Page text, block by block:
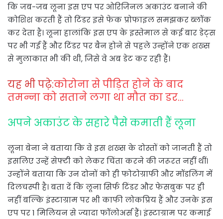
कि जब-जब लूना इस एप पर ओरिजिनल अकाउंट बनाने की
कोशिश करती हैं तो टिंडर इसे फेक प्रोफाइल समझकर ब्लॉक
कर देता है। लूना हालांकि इस एप के इस्तेमाल से कई बार डेट्स
पर भी गई हैं और टिंडर पर बैन होने से पहले उन्होंने एक शख्स
से मुलाकात भी की थी, जिसे वे अब डेट कर रही हैं।
यह भी पढ़े:कोरोना से पीड़ित होने के बाद
तमन्ना को सताने लगा था मौत का डर…
अपने अकाउंट के सहारे पैसे कमाती हैं लूना
लूना बेना ने बताया कि वे इस शख्स के दोस्तों को जानती हैं तो
इसलिए उन्हें सेफ्टी को लेकर चिंता करने की जरूरत नहीं थीं।
उन्‍होंने बताया कि उन दोनों को ही फोटोग्राफी और मॉडलिंग में
दिलचस्पी है। बता दें कि लूना सिर्फ टिंडर और फेसबुक पर ही
नहीं बल्कि इंस्टाग्राम पर भी काफी लोकप्रिय हैं और उनके इस
एप पर 1 मिलियन से ज्यादा फॉलोअर्स हैं। इंस्टाग्राम पर कमाई